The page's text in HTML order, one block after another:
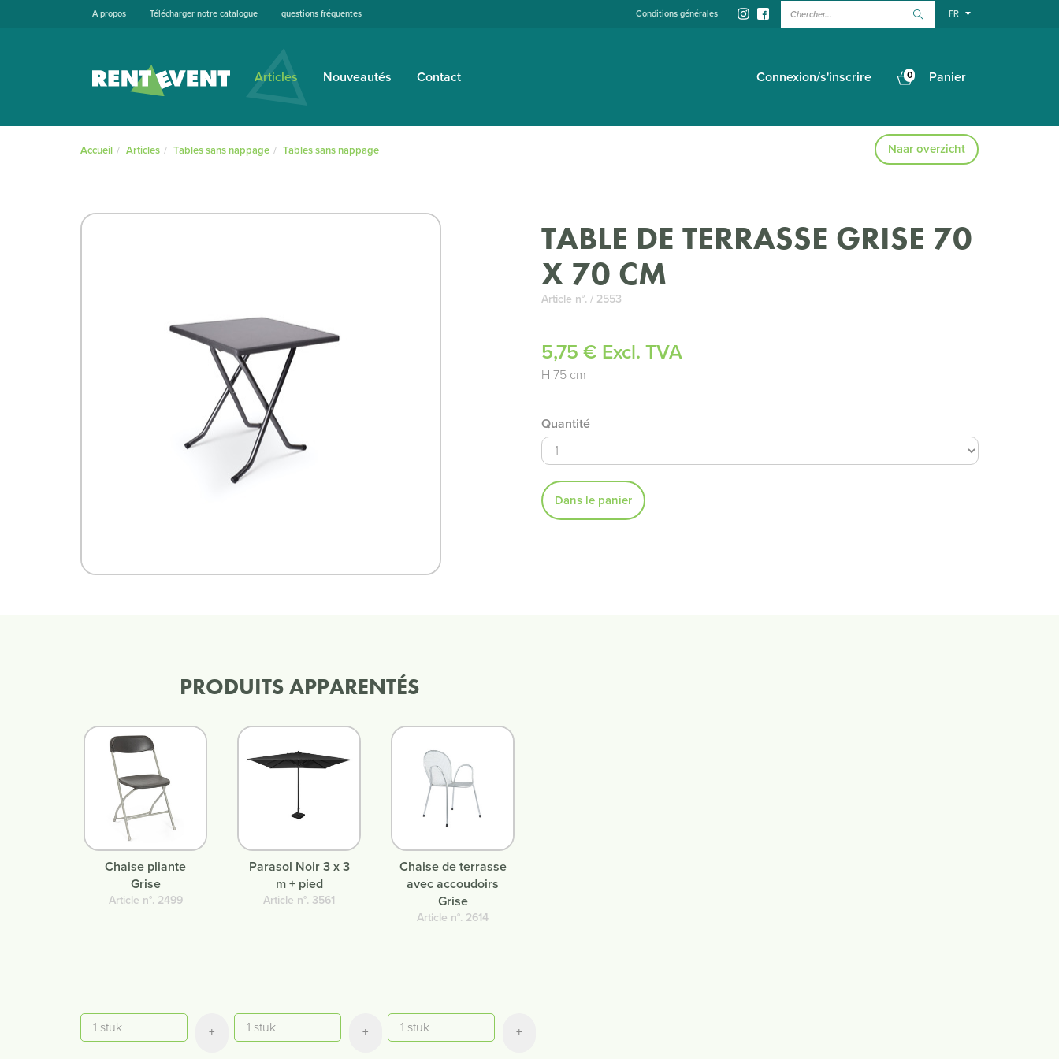
FR
Chercher...
Conditions générales
A propos Télécharger notre catalogue questions fréquentes
Articles Nouveautés Contact Connexion/s'inscrire Panier
0
Accueil Articles Tables sans nappage Tables sans nappage Naar overzicht
TABLE DE TERRASSE GRISE 70
X 70 CM
Article n°. / 2553
5,75 € Excl. TVA
H 75 cm
Quantité
Dans le panier
PRODUITS APPARENTÉS
Chaise pliante
Grise
Article n°. 2499
Quantité
+
Parasol Noir 3 x 3
m + pied
Article n°. 3561
Quantité
+
Chaise de terrasse
avec accoudoirs
Grise
Article n°. 2614
Quantité
+